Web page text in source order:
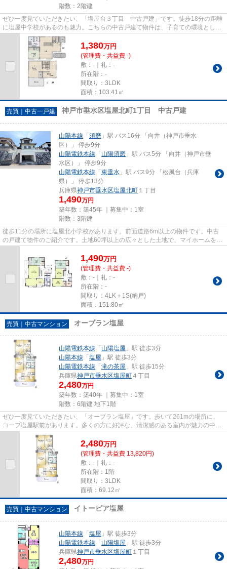
階数：2階建
ぜひ一度見ていただきたい、「塩屋台３丁目 中古戸建」です。徒歩18分の距離
に塩屋中学校があるのも魅力。こちらの中古戸建て物件は、子育ての環境として
もうってつけです。山陽本線...
1,380万円
(管理費・共益費 -)
敷：-｜礼：-
所在階：-
間取り：3LDK
面積：103.41㎡
売買｜中古一戸建 神戸市垂水区塩屋北町1丁目 中古戸建
山陽本線 「 須磨 」駅 バス16分 「向井（神戸市垂水
区）」 停歩9分
山陽電鉄本線 「 山陽須磨 」駅 バス5分 「向井（神戸市垂
水区）」 停歩9分
山陽電鉄本線 「 東垂水 」駅 バス9分 「松風台（兵庫
県）」 停歩13分
兵庫県神戸市垂水区塩屋北町 １丁目
1,490万円
築年数：築45年 ｜募集中： 1室
階数：3階建
徒歩11分の場所に塩屋北小学校があります。前面道路6m以上の物件です。中古
の戸建て物件のご紹介です。土地60坪以上の広々とした土地で、マイホームを建
1,490万円
(管理費・共益費 -)
敷：-｜礼：-
所在階：-
間取り：4LK＋1S(納戸)
面積：151.80㎡
売買｜中古マンション オーブラン塩屋
山陽電鉄本線 「 山陽塩屋 」駅 徒歩3分
山陽本線 「 塩屋 」駅 徒歩3分
山陽電鉄本線 「 滝の茶屋 」駅 徒歩15分
兵庫県神戸市垂水区塩屋町 ４丁目
2,480万円
築年数：築40年 ｜募集中： 1室
階数：6階建 地下1階
ぜひ一度見ていただきたい、「オーブラン塩屋」です。歩いて261mの場所に、
コープ塩屋駅前があります。多くの方に好評な、清潔感のある室内が魅力の中古
マンションです。駅から物件ま...
2,480万円
(管理費・共益費 13,820円)
敷：-｜礼：-
所在階：1階
間取り：3LDK
面積：69.12㎡
売買｜中古マンション イトーピア塩屋
山陽本線 「 塩屋 」駅 徒歩3分
山陽電鉄本線 「 山陽塩屋 」駅 徒歩3分
兵庫県神戸市垂水区塩屋町 １丁目
2,480万円